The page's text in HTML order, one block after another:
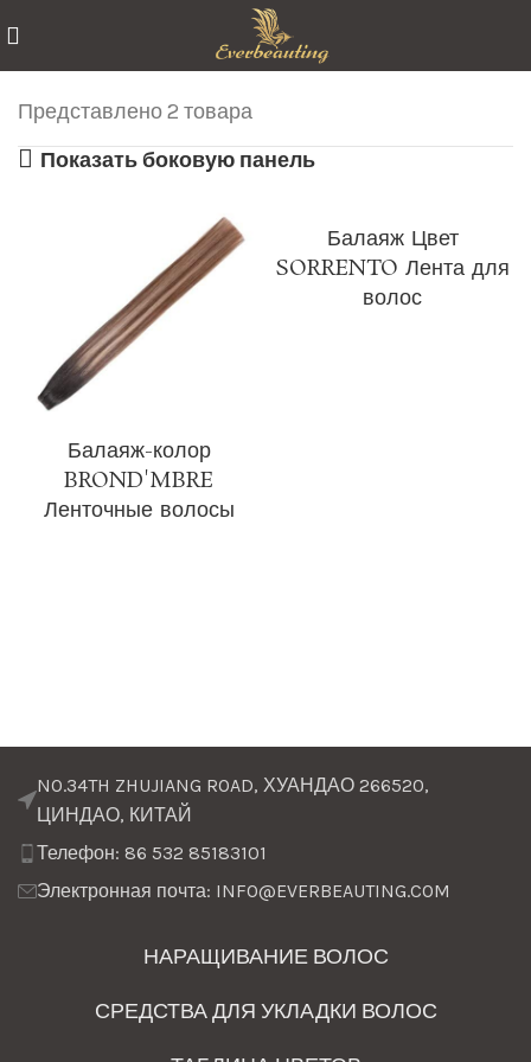
Представлено 2 товара
Показать боковую панель
Балаяж-колор
BROND'MBRE
Ленточные волосы
Балаяж Цвет
SORRENTO Лента для
волос
NO.34TH ZHUJIANG ROAD, ХУАНДАО 266520,
ЦИНДАО, КИТАЙ
Телефон: 86 532 85183101
Электронная почта: INFO@EVERBEAUTING.COM
НАРАЩИВАНИЕ ВОЛОС
СРЕДСТВА ДЛЯ УКЛАДКИ ВОЛОС